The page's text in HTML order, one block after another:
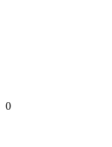
0